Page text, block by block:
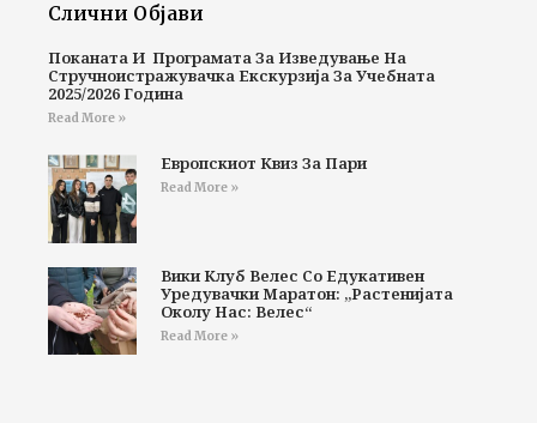
Слични Објави
Поканата И Програмата За Изведување На
Стручноистражувачка Екскурзија За Учебната
2025/2026 Година
Read More »
Европскиот Квиз За Пари
Read More »
Вики Клуб Велес Со Едукативен
Уредувачки Маратон: „Растенијата
Околу Нас: Велес“
Read More »